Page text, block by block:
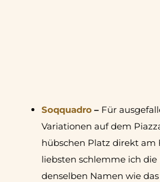
Soqquadro – Für
Variationen auf dem
hübschen Platz direkt am
liebsten schlemme ich die
denselben Namen wie